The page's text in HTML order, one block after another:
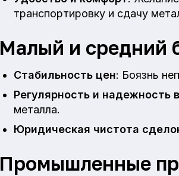
транспортировку и сдачу
Малый и средний
Стабильность цен: Боязнь
Регулярность и надежность
металла.
Юридическая чистота
Промышленные